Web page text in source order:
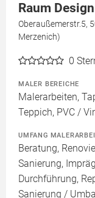
Raum
Oberaußemerstr.5,
Merzenich)
0
MALER BEREICHE
Malerarbeiten,
Teppich, PVC /
UMFANG
Beratung,
Sanierung,
Durchführung,
Sanierung /